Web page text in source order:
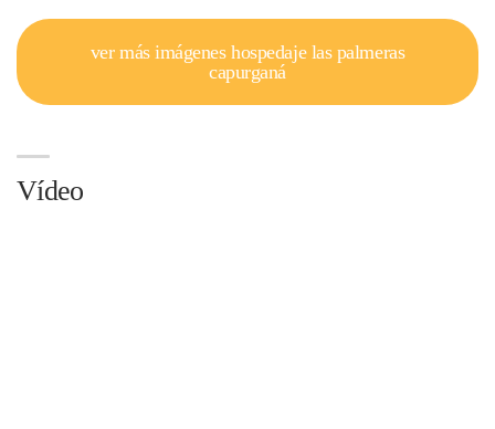
ver más imágenes hospedaje las palmeras
capurganá
Vídeo